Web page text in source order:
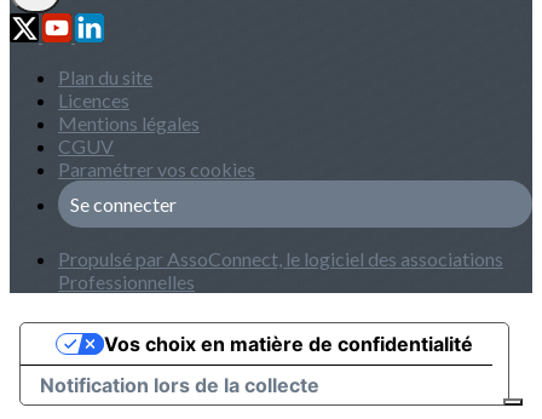
Plan du site
Licences
Mentions légales
CGUV
Paramétrer vos cookies
Se connecter
Propulsé par AssoConnect, le logiciel des associations
Professionnelles
Notification lors de la collecte
Vos choix en matière de confidentialité